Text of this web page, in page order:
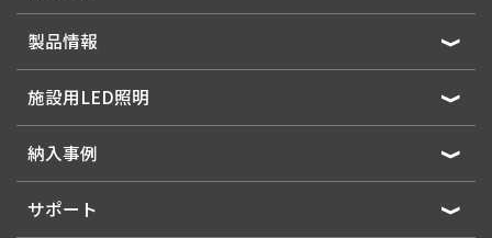
製品情報
施設用LED照明
納入事例
サポート